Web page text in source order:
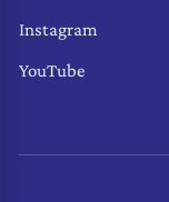
Instagram
YouTube